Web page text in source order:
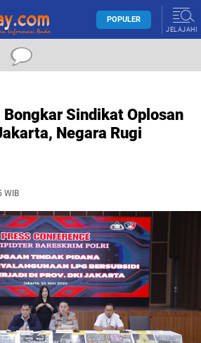
POPULER
JELAJAHI
Sindikat Oplosan
Negara Rugi
WIB